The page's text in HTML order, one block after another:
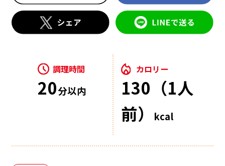
調理時間
20分以内
カロリー
130（1人
前）
kcal